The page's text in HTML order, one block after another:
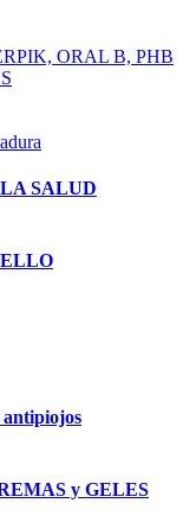
ORAL B, PHB
SALUD
antipiojos
y GELES